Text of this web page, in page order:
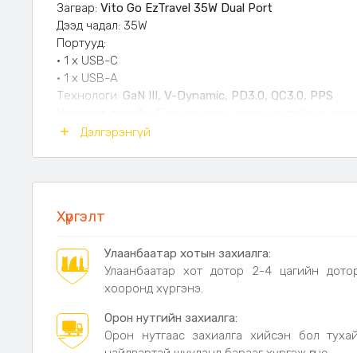
Загвар: Vito Go EzTravel 35W Dual Port
Дээд чадал: 35W
Портууд:
• 1 x USB-C
• 1 x USB-А
Технологи: GaN III, V-Dynamic, PD3.0, QC3.0, PPS
тохиромжтой.
цэнэглэгч.
Онцлог
GaN технологинь өндөр үр ашигтай, халалтаас
шилдэг технологи.
Аялал, гэр, оффисын хэрэглээнд тохиромжтой
Яагаад VOLTME адаптер гэж?
Дэлгэрэнгүй
Хүргэлт
Улаанбаатар хотын захиалга:
Улаанбаатар хот дотор 2-4 цагийн
хооронд хүргэнэ.
Орон нутгийн захиалга:
Орон нутгаас захиалга хийсэн бол